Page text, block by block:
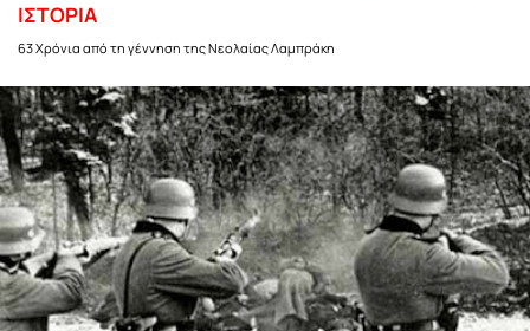
ΙΣΤΟΡΙΑ
63 Χρόνια από τη γέννηση της Νεολαίας Λαμπράκη